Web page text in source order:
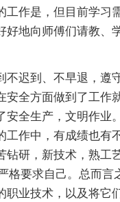
工作是，但目前学习
好地向师傅们请教、
不迟到、不早退，遵
安全方面做到了工作
安全生产，文明作业
工作中，有成绩也有
钻研，新技术，熟工
格要求自己。总而言
职业技术，以及将它